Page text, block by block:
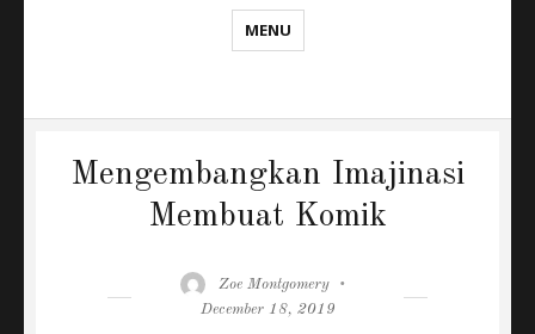
MENU
Mengembangkan Imajinasi
Membuat Komik
Author
Zoe Montgomery
December 18, 2019